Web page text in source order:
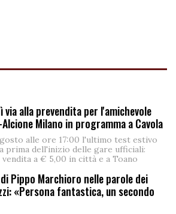
via alla prevendita per l'amichevole
Milano in programma a Cavola
alle ore 17:00 l'ultimo test estivo
prima dell'inizio delle gare ufficiali:
a € 5,00 in città e a Toano
Pippo Marchioro nelle parole dei
«Persona fantastica, un secondo